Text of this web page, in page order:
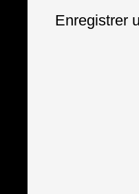
Enregistrer